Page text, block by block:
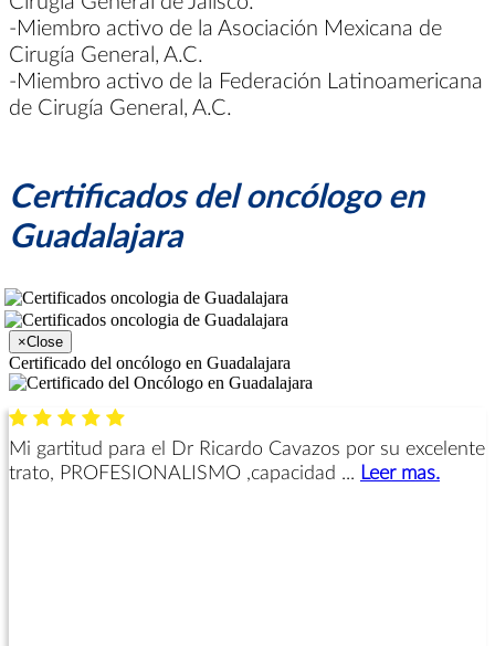
-Miembro activo de la Asociación Mexicana de
Cirugía General, A.C.
-Miembro activo de la Federación Latinoamericana
de Cirugía General, A.C.
Certificados del oncólogo en
Guadalajara
×Close
Certificado del oncólogo en Guadalajara
Mi gartitud para el Dr Ricardo Cavazos por su excelente
trato, PROFESIONALISMO ,capacidad ... Leer mas.